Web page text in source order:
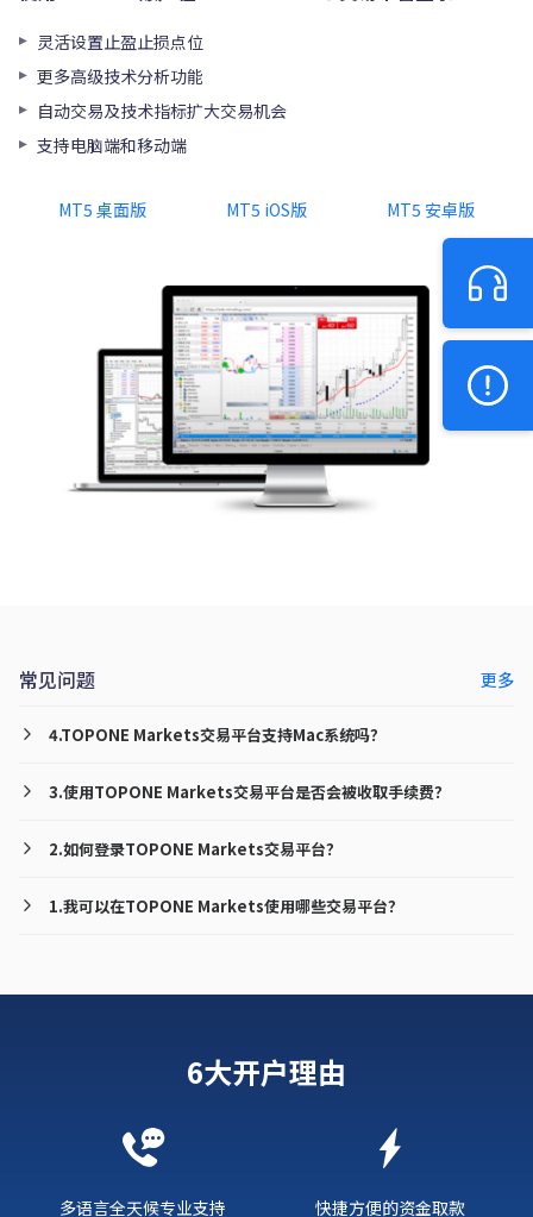
灵活设置止盈止损点位
更多高级技术分析功能
自动交易及技术指标扩大交易机会
支持电脑端和移动端
MT5 桌面版 MT5 iOS版 MT5 安卓版
常见问题 更多
4.TOPONE Markets交易平台支持Mac系统吗？
3.使用TOPONE Markets交易平台是否会被收取手续费？
2.如何登录TOPONE Markets交易平台？
1.我可以在TOPONE Markets使用哪些交易平台？
6大开户理由
多语言全天候专业支持 快捷方便的资金取款